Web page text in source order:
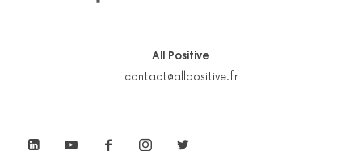
All Positive
contact@allpositive.fr